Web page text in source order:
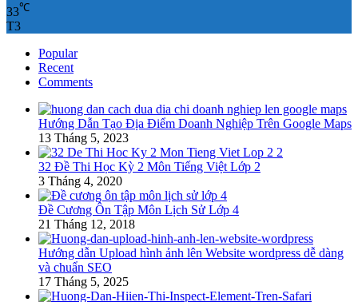
33℃
T3
Popular
Recent
Comments
Hướng Dẫn Tạo Địa Điểm Doanh Nghiệp Trên Google Maps
13 Tháng 5, 2023
32 Đề Thi Học Kỳ 2 Môn Tiếng Việt Lớp 2
3 Tháng 4, 2020
Đề Cương Ôn Tập Môn Lịch Sử Lớp 4
21 Tháng 12, 2018
Hướng dẫn Upload hình ảnh lên Website wordpress dễ dàng
và chuẩn SEO
17 Tháng 5, 2025